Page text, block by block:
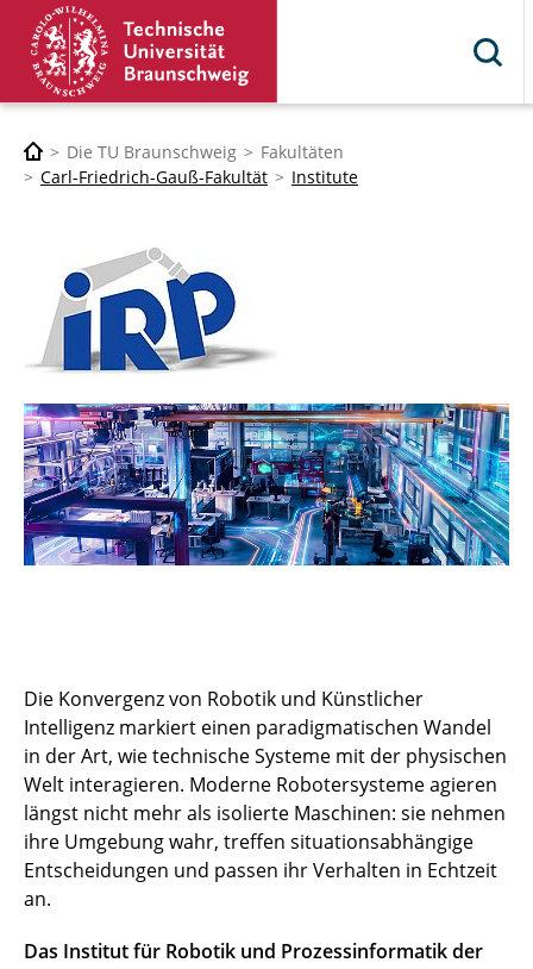
Die TU Braunschweig
Fakultäten
Carl-Friedrich-Gauß-Fakultät
Institute
Die Konvergenz von Robotik und Künstlicher
Intelligenz markiert einen paradigmatischen Wandel
in der Art, wie technische Systeme mit der physischen
Welt interagieren. Moderne Robotersysteme agieren
längst nicht mehr als isolierte Maschinen: sie nehmen
ihre Umgebung wahr, treffen situationsabhängige
Entscheidungen und passen ihr Verhalten in Echtzeit
an.
Das Institut für Robotik und Prozessinformatik der